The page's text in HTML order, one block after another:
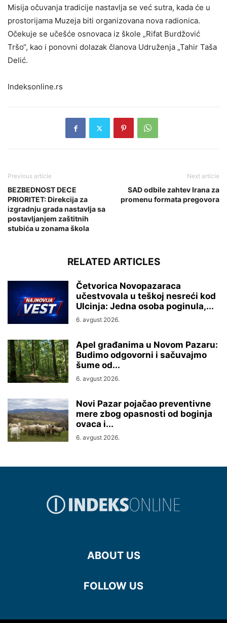
Misija očuvanja tradicije nastavlja se već sutra, kada će u
prostorijama Muzeja biti organizovana nova radionica.
Očekuje se učešće osnovaca iz škole „Rifat Burdžović
Tršo“, kao i ponovni dolazak članova Udruženja „Tahir Taša
Delić.
Indeksonline.rs
Previous article
BEZBEDNOST DECE
PRIORITET: Direkcija za
izgradnju grada nastavlja sa
postavljanjem zaštitnih
stubića u zonama škola
Next article
SAD odbile zahtev Irana za
promenu formata pregovora
RELATED ARTICLES
Četvorica Novopazaraca
učestvovala u teškoj nesreći kod
Ulcinja: Jedna osoba poginula,...
6. avgust 2026.
Apel građanima u Novom Pazaru:
Budimo odgovorni i sačuvajmo
šume od...
6. avgust 2026.
Novi Pazar pojačao preventivne
mere zbog opasnosti od boginja
ovaca i...
6. avgust 2026.
ABOUT US
FOLLOW US